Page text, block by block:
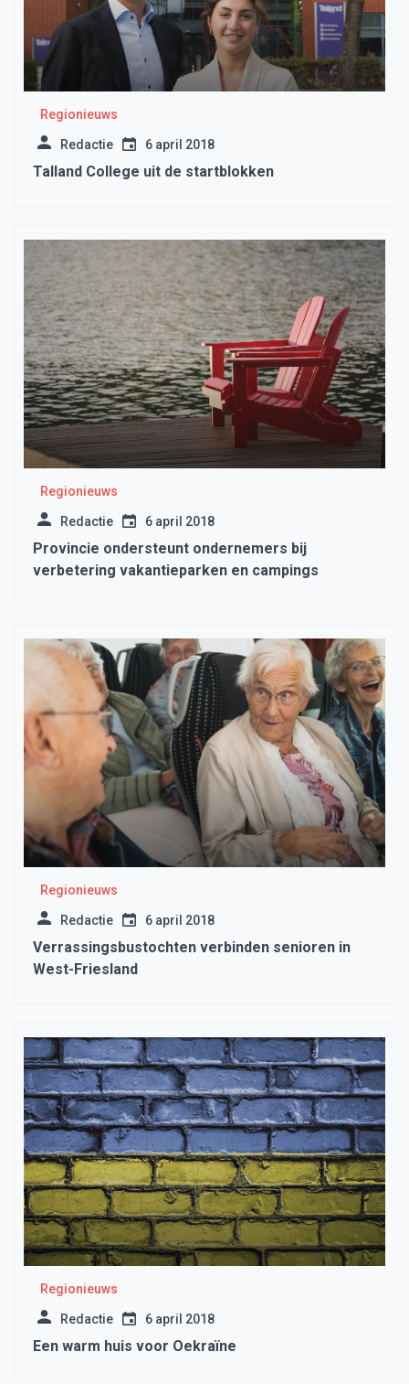
Regionieuws
Redactie 6 april 2018
Talland College uit de startblokken
Regionieuws
Redactie 6 april 2018
Provincie ondersteunt ondernemers bij
verbetering vakantieparken en campings
Regionieuws
Redactie 6 april 2018
Verrassingsbustochten verbinden senioren in
West-Friesland
Regionieuws
Redactie 6 april 2018
Een warm huis voor Oekraïne